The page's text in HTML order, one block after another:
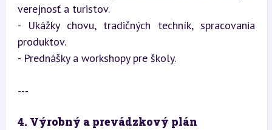
verejnosť a turistov.
- Ukážky chovu, tradičných techník, spracovania
produktov.
- Prednášky a workshopy pre školy.
---
4. Výrobný a prevádzkový plán